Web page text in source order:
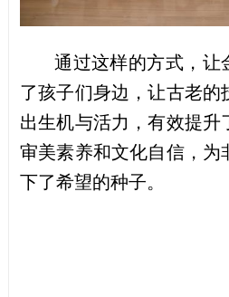
通过这样的方式，让
了孩子们身边，让古老的
出生机与活力，有效提升
审美素养和文化自信，为
下了希望的种子。